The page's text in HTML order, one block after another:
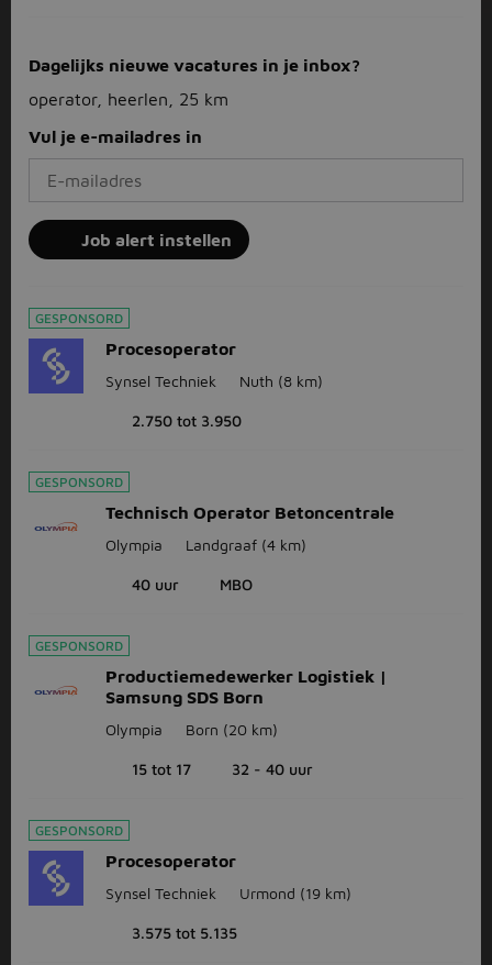
Dagelijks nieuwe vacatures in je inbox?
operator, heerlen, 25 km
Vul je e-mailadres in
Job alert instellen
GESPONSORD
Procesoperator
Synsel Techniek Nuth (8 km)
2.750 tot 3.950
GESPONSORD
Technisch Operator Betoncentrale
Olympia Landgraaf (4 km)
40 uur MBO
GESPONSORD
Productiemedewerker Logistiek |
Samsung SDS Born
Olympia Born (20 km)
15 tot 17 32 - 40 uur
GESPONSORD
Procesoperator
Synsel Techniek Urmond (19 km)
3.575 tot 5.135